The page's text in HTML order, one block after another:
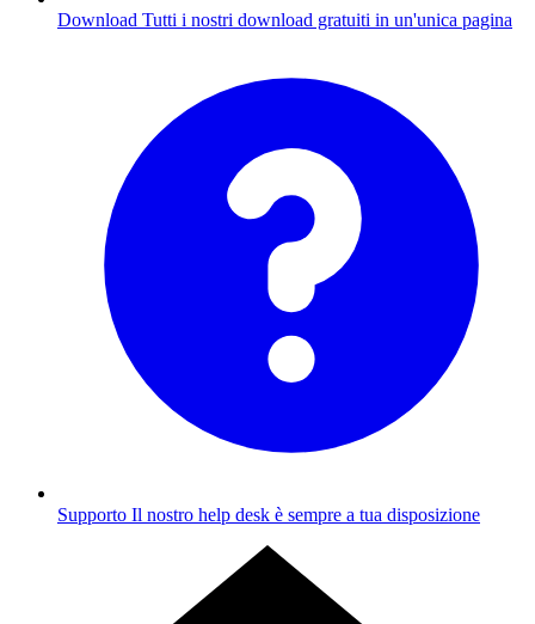
Download Tutti i nostri download gratuiti in un'unica pagina
Supporto Il nostro help desk è sempre a tua disposizione